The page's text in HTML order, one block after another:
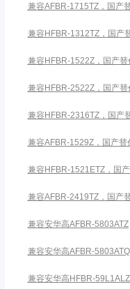
兼容AFBR-1715TZ，国产
兼容HFBR-1312TZ，国产
兼容HFBR-1522Z，国产替
兼容HFBR-2522Z，国产替
兼容HFBR-2316TZ，国产
兼容AFBR-1529Z，国产替
兼容HFBR-1521ETZ，国
兼容AFBR-2419TZ，国产
兼容安华高AFBR-5803ATZ
兼容安华高AFBR-
兼容安华高HFBR-59L1ALZ